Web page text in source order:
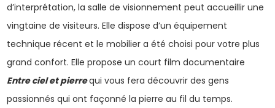
d’interprétation, la salle de visionnement peut accueillir une
vingtaine de visiteurs. Elle dispose d’un équipement
technique récent et le mobilier a été choisi pour votre plus
grand confort. Elle propose un court film documentaire
Entre ciel et pierrequi vous fera découvrir des gens
passionnés qui ont façonné la pierre au fil du temps.